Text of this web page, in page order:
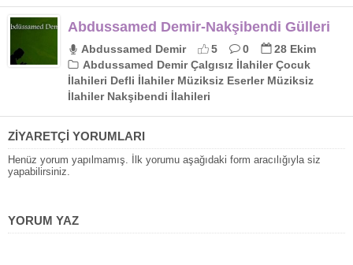
Abdussamed Demir-Nakşibendi Gülleri
Abdussamed Demir 5 0
28 Ekim
Abdussamed Demir Çalgısız İlahiler Çocuk
İlahileri Defli İlahiler Müziksiz Eserler Müziksiz
İlahiler Nakşibendi İlahileri
ZİYARETÇİ YORUMLARI
Henüz yorum yapılmamış. İlk yorumu aşağıdaki form aracılığıyla siz
yapabilirsiniz.
YORUM YAZ